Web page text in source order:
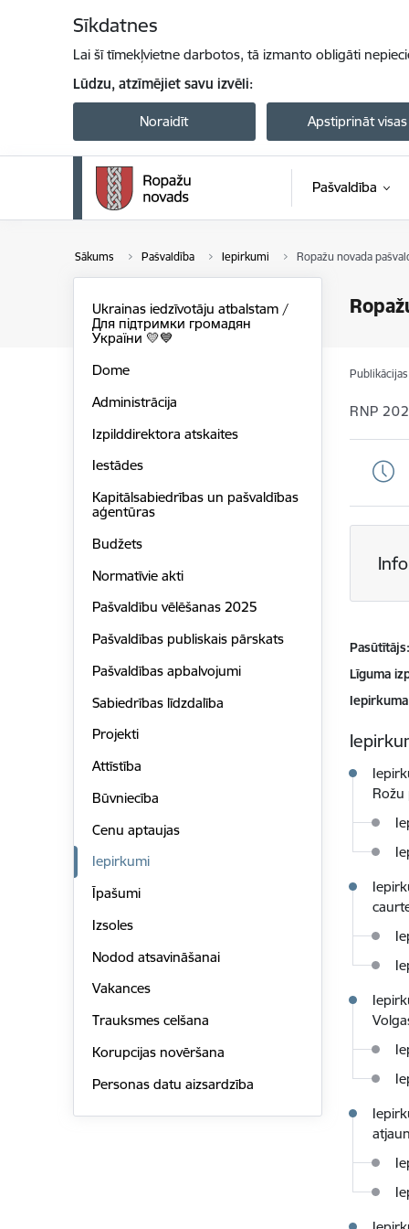
Sīkdatnes
Lai šī tīmekļvietne darbotos, tā izmanto obligāti
Lūdzu, atzīmējiet savu izvēli:
Noraidīt Apstiprināt visas
Pašvaldība
Sākums Pašvaldība Iepirkumi Ropažu novada
Ukrainas iedzīvotāju atbalstam /
Для підтримки громадян
України 💛💙
Dome
Administrācija
Izpilddirektora atskaites
Iestādes
Kapitālsabiedrības un pašvaldības
aģentūras
Budžets
Normatīvie akti
Pašvaldību vēlēšanas 2025
Pašvaldības publiskais pārskats
Pašvaldības apbalvojumi
Sabiedrības līdzdalība
Projekti
Attīstība
Būvniecība
Cenu aptaujas
Iepirkumi
Īpašumi
Izsoles
Nodod atsavināšanai
Vakances
Trauksmes celšana
Korupcijas novēršana
Personas datu aizsardzība
RNP
Pasūtītājs
Līguma